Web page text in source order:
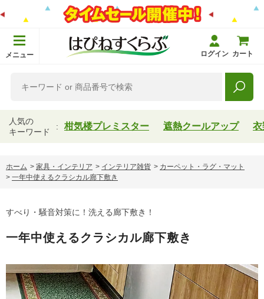
メニュー ログイン カート
人気の
キーワード
柑気楼プレミスター 遮熱クールアップ 衣
ホーム > 家具・インテリア > インテリア雑貨 > カーペット・ラグ・マット
> 一年中使えるクラシカル廊下敷き
すべり・騒音対策に！洗える廊下敷き！
一年中使えるクラシカル廊下敷き